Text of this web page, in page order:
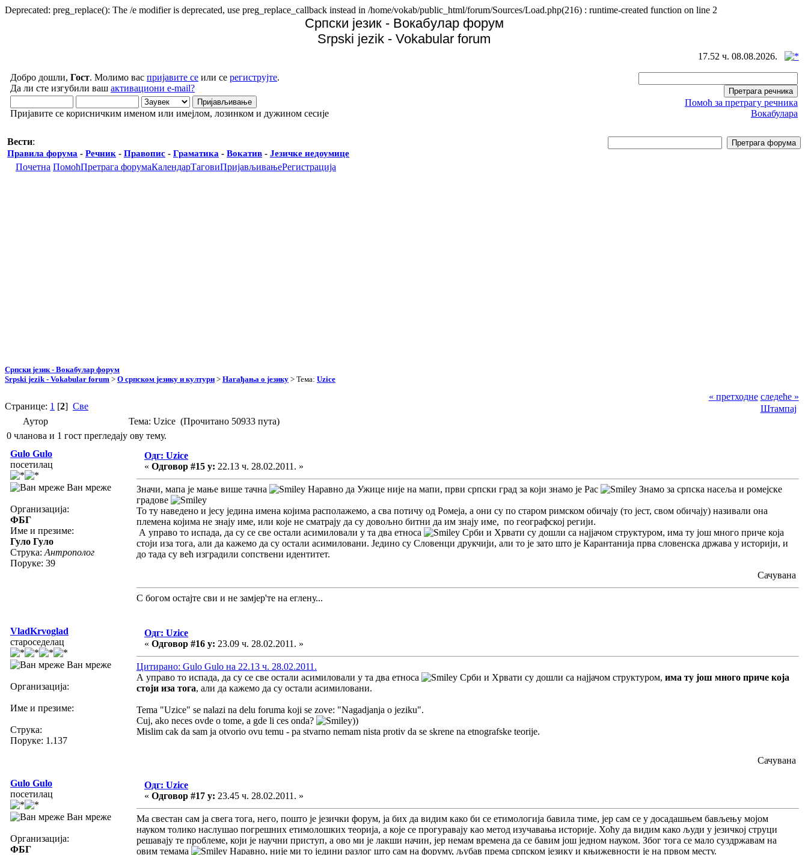
Deprecated: preg_replace(): The /e modifier is deprecated, use preg_replace_callback instead in /home/vokab/public_html/forum/Sources/Load.php(216) : runtime-created function on line 2
Српски језик - Вокабулар форум
Srpski jezik - Vokabular forum
17.52 ч. 08.08.2026.
Добро дошли, Гост. Молимо вас пријавите се или се региструјте.
Да ли сте изгубили ваш активациони e-mail?
Пријавите се корисничким именом или имејлом, лозинком и дужином сесије
Помоћ за претрагу речника
Вокабулара
Вести:
Правила форума - Речник - Правопис - Граматика - Вокатив - Језичке недоумице
Почетна ПомоћПретрага форумаКалендарТаговиПријављивањеРегистрација
Српски језик - Вокабулар форум
Srpski jezik - Vokabular forum > О српском језику и култури > Нагађања о језику > Тема: Uzice
Странице: 1 [2] Све
« претходне следеће »
Штампај
Аутор
Тема: Uzice (Прочитано 50933 пута)
0 чланова и 1 гост прегледају ову тему.
Gulo Gulo
посетилац
Ван мреже
Организација:
ФБГ
Име и презиме:
Гуло Гуло
Струка: Антрополог
Поруке: 39
Одг: Uzice
« Одговор #15 у: 22.13 ч. 28.02.2011. »
Значи, мапа је мање више тачна Наравно да Ужице није на мапи, први српски град за који знамо је Рас
Знамо за српска насеља и ромејске
градове
То ту наведено и јесу једина имена којима располажемо, а сва потичу од Ромеја, а они су по старом римском обичају (то јест, свом обичају) називали она
племена којима не знају име, или које не сматрају да су довољно битни да им знају име, по географској регији.
А управо то испада, да су се све остали асимиловали у та два етноса
Срби и Хрвати су дошли са најјачом структуром, има ту још много приче која
стоји иза тога, али да кажемо да су остали асимиловани. Једино су Словенци друкчији, али то је зато што је Карантанија прва словенска држава у историји, и
до тада су већ изградили сопствени идентитет.
Сачувана
С богом остајте сви и не замјер'те на еглену...
VladKrvoglad
староседелац
Ван мреже
Организација:
Име и презиме:
Струка:
Поруке: 1.137
Одг: Uzice
« Одговор #16 у: 23.09 ч. 28.02.2011. »
Цитирано: Gulo Gulo на 22.13 ч. 28.02.2011.
А управо то испада, да су се све остали асимиловали у та два етноса
Срби и Хрвати су дошли са најјачом структуром, има ту још много приче која
стоји иза тога, али да кажемо да су остали асимиловани.
Tema "Uzice" se nalazi na delu foruma koji se zove: "Nagadjanja o jeziku".
Cuj, ako neces ovde o tome, a gde li ces onda?
))
Mislim cak da sam ja otvorio ovu temu - pa stvarno nemam nista protiv da se skrene na etnografske teorije.
Сачувана
Gulo Gulo
посетилац
Ван мреже
Организација:
ФБГ
Одг: Uzice
« Одговор #17 у: 23.45 ч. 28.02.2011. »
Ма свестан сам ја свега тога, него, пошто је језички форум, ја бих да видим како би се етимологија бавила тиме, јер сам се у досадашњем бављењу мојом
науком толико наслушао погрешних етимолошких теорија, а које се прогуравају као метод изучавања историје. Хоћу да видим како људи у језичкој струци
решавају те проблеме, који је научни приступ, а ово ми је лакши начин, јер немам времена да се бавим још једном науком. Због тога се мало суздржавам на
овим темама
Наравно, није ми то једини разлог што сам на форуму, љубав према српском језику и књижевности је на првом месту.